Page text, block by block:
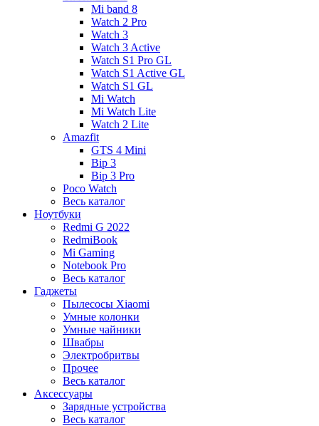
Mi band 8
Watch 2 Pro
Watch 3
Watch 3 Active
Watch S1 Pro GL
Watch S1 Active GL
Watch S1 GL
Mi Watch
Mi Watch Lite
Watch 2 Lite
Amazfit
GTS 4 Mini
Bip 3
Bip 3 Pro
Poco Watch
Весь каталог
Ноутбуки
Redmi G 2022
RedmiBook
Mi Gaming
Notebook Pro
Весь каталог
Гаджеты
Пылесосы Xiaomi
Умные колонки
Умные чайники
Швабры
Электробритвы
Прочее
Весь каталог
Аксессуары
Зарядные устройства
Весь каталог